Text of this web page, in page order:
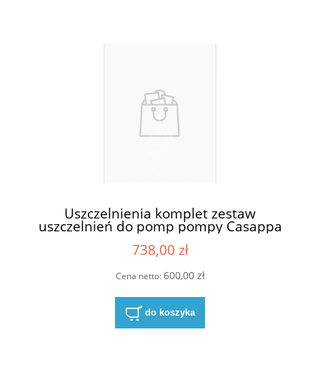
Uszczelnienia komplet zestaw
uszczelnień do pomp pompy Casappa
03580500
738,00 zł
Cena netto:600,00 zł
do koszyka